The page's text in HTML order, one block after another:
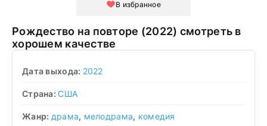
В избранное
Рождество на повторе (2022) смотреть в
хорошем качестве
Дата выхода: 2022
Страна:США
Жанр: драма, мелодрама, комедия